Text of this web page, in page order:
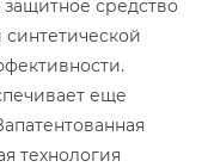
защитное средство
еще
технология